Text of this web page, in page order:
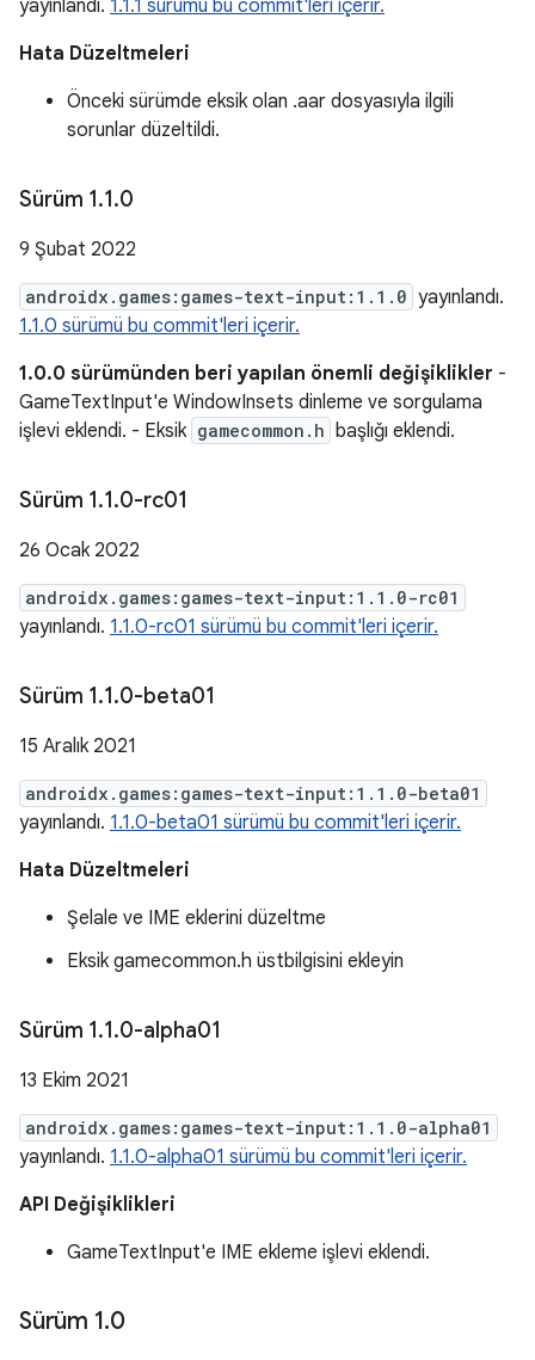
yayınlandı. 1.1.1 sürümü bu commit'leri içerir.
Hata Düzeltmeleri
Önceki sürümde eksik olan .aar dosyasıyla ilgili
sorunlar düzeltildi.
Sürüm 1.1.0
9 Şubat 2022
androidx.games:games-text-input:1.1.0 yayınlandı.
1.1.0 sürümü bu commit'leri içerir.
1.0.0 sürümünden beri yapılan önemli değişiklikler -
GameTextInput'e WindowInsets dinleme ve sorgulama
işlevi eklendi. - Eksik gamecommon.h başlığı eklendi.
Sürüm 1.1.0-rc01
26 Ocak 2022
androidx.games:games-text-input:1.1.0-rc01
yayınlandı. 1.1.0-rc01 sürümü bu commit'leri içerir.
Sürüm 1.1.0-beta01
15 Aralık 2021
androidx.games:games-text-input:1.1.0-beta01
yayınlandı. 1.1.0-beta01 sürümü bu commit'leri içerir.
Hata Düzeltmeleri
Şelale ve IME eklerini düzeltme
Eksik gamecommon.h üstbilgisini ekleyin
Sürüm 1.1.0-alpha01
13 Ekim 2021
androidx.games:games-text-input:1.1.0-alpha01
yayınlandı. 1.1.0-alpha01 sürümü bu commit'leri içerir.
API Değişiklikleri
GameTextInput'e IME ekleme işlevi eklendi.
Sürüm 1.0